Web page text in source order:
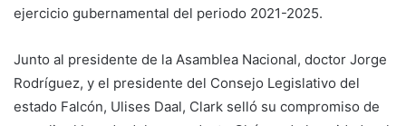
ejercicio gubernamental del periodo 2021-2025.
Junto al presidente de la Asamblea Nacional, doctor Jorge
Rodríguez, y el presidente del Consejo Legislativo del
estado Falcón, Ulises Daal, Clark selló su compromiso de